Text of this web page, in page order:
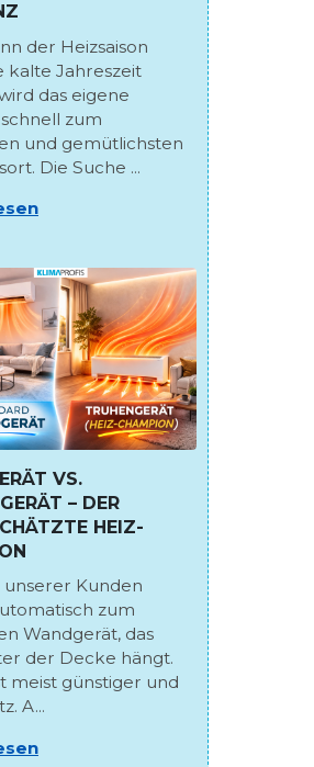
der Heizsaison
kalte Jahreszeit
das eigene
zum
und gemütlichsten
Die Suche ...
VS.
– DER
HEIZ-
unserer Kunden
zum
Wandgerät, das
der Decke hängt.
meist günstiger und
A...